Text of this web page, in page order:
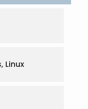
Linux